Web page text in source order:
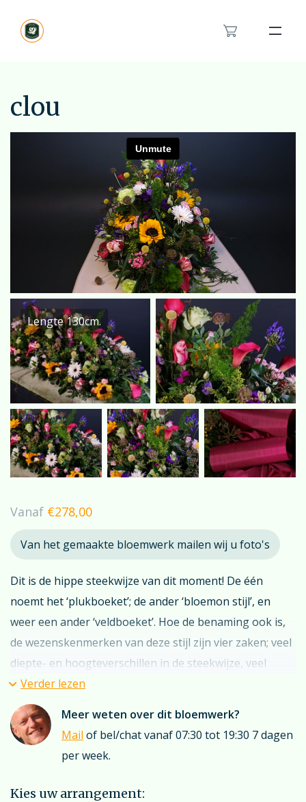
Het rouwboeket in hartvorm
Modern rouwbloemwerk
Orchidee rouwstuk
Van en voor kinderen rouwstuk
Feyenoord rouwstuk
Veldboeket
Over ons
Contact
Bestellen
clou
Lengte 130cm.
Vanaf €278,00
Van het gemaakte bloemwerk mailen wij u foto's
Dit is de hippe steekwijze van dit moment! De één
noemt het ‘plukboeket’; de ander ‘bloemon stijl’, en
weer een ander ‘veldboeket’. Hoe de benaming ook is,
de wezenskenmerken van deze stijl zijn vier zaken; veel
diepte- en hoogteverschillen in de steekwijze, veel
bloemsoorten in kleine aantallen, weinig verwerking
van groen en het
“Valt” u voor de overvloed van dit stuk? Maar wilt u een
arrangement voor
biedermeier met een doorsnede van 55 cm.
Verder lezen
Meer weten over dit bloemwerk?
Mail of bel/chat vanaf 07:30 tot 19:30 7 dagen
per week.
Kies uw arrangement: